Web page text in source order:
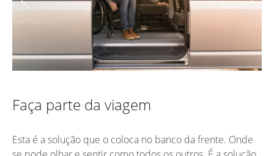
Faça parte da viagem
Esta é a solução que o coloca no banco da frente. Onde